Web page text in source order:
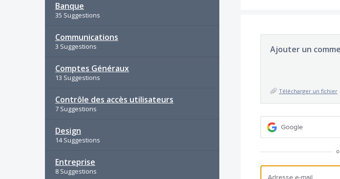
Banque
35 Suggestions
Communications
3 Suggestions
Comptes Généraux
13 Suggestions
Contrôle des accès utilisateurs
7 Suggestions
Design
14 Suggestions
Entreprise
8 Suggestions
Ajouter un
Télécharger un fichier
Google